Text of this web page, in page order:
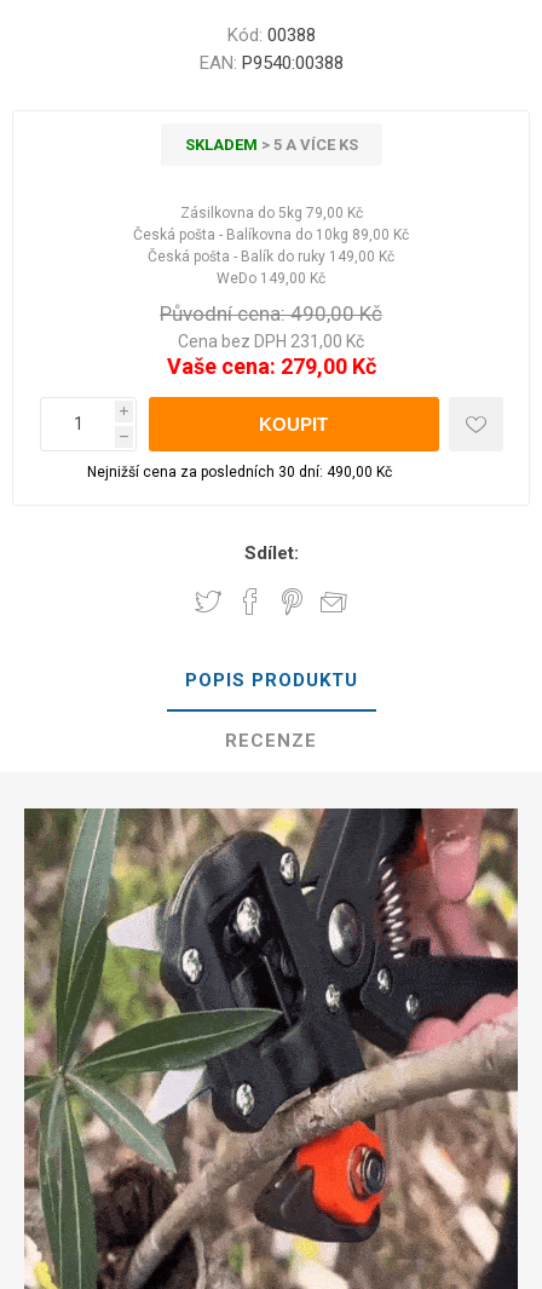
Kód: 00388
EAN: P9540:00388
SKLADEM > 5 A VÍCE KS
Zásilkovna do 5kg 79,00 Kč
Česká pošta - Balíkovna do 10kg 89,00 Kč
Česká pošta - Balík do ruky 149,00 Kč
WeDo 149,00 Kč
Původní cena: 490,00 Kč
Cena bez DPH 231,00 Kč
Vaše cena: 279,00 Kč
i
h
Nejnižší cena za posledních 30 dní: 490,00 Kč
Sdílet:
POPIS PRODUKTU
RECENZE